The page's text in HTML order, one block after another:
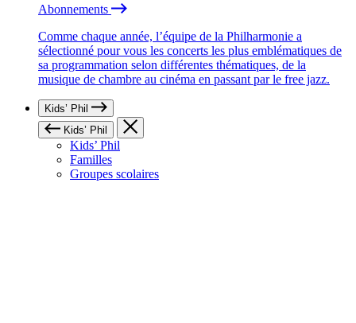
Abonnements
Comme chaque année, l’équipe de la Philharmonie a
sélectionné pour vous les concerts les plus emblématiques de
sa programmation selon différentes thématiques, de la
musique de chambre au cinéma en passant par le free jazz.
Kids’ Phil
Kids’ Phil
Kids’ Phil
Familles
Groupes scolaires